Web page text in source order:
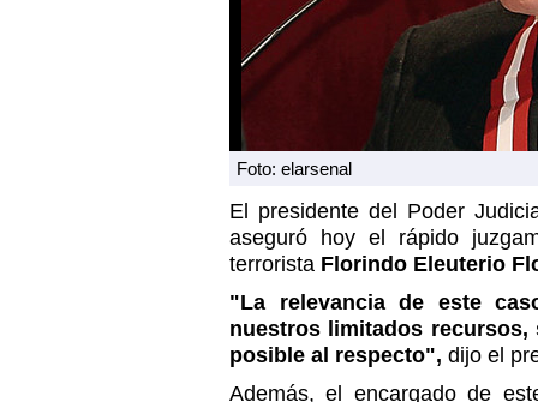
Foto: elarsenal
El presidente del Poder
aseguró hoy el rápido
terrorista Florindo Eleuterio
"La relevancia de este
nuestros limitados recursos,
posible al respecto", dijo el
Además, el encargado de